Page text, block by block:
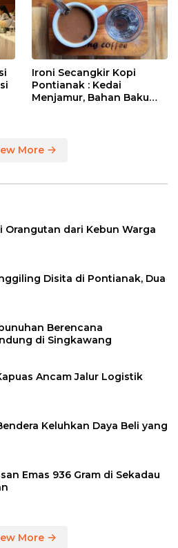
Ironi Secangkir Kopi
Pontianak : Kedai
Menjamur, Bahan Baku
More
Orangutan dari Kebun Warga
Disita di Pontianak, Dua
Berencana
di Singkawang
Ancam Jalur Logistik
Keluhkan Daya Beli yang
Emas 936 Gram di Sekadau
More